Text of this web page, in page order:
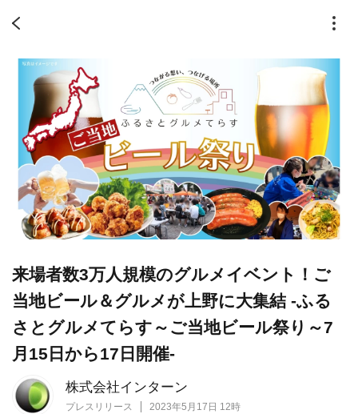
株式会社インターン
プレスリリース 2023年5月17日 12時
来場者数3万人規模のグルメイベント！ご
当地ビール＆グルメが上野に大集結 -ふる
さとグルメてらす～ご当地ビール祭り～7
月15日から17日開催-